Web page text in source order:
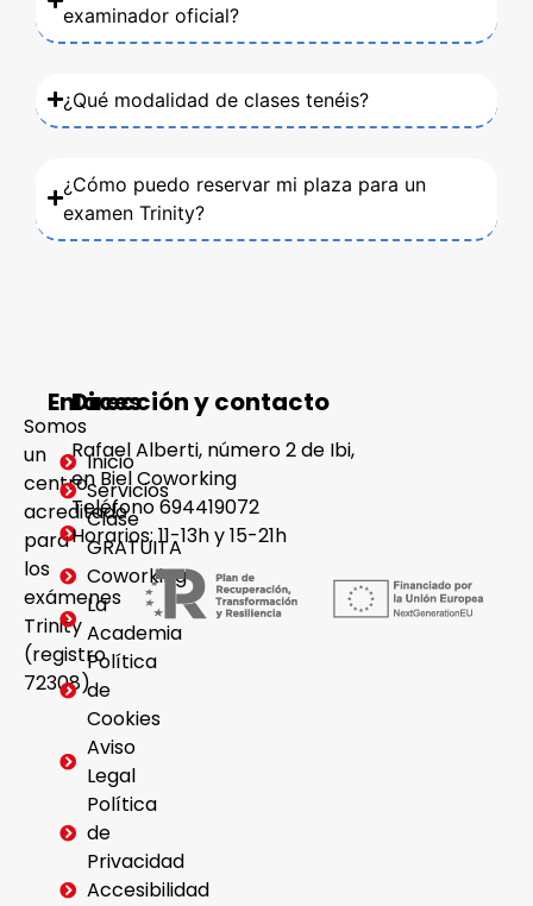
examinador oficial?
¿Qué modalidad de clases tenéis?
¿Cómo puedo reservar mi plaza para un
examen Trinity?
Somos
un
centro
acreditado
para
los
exámenes
Trinity
(registro
72308)
Enlaces
Inicio
Servicios
Clase
GRATUITA
Coworking
La
Academia
Política
de
Cookies
Aviso
Legal
Política
de
Privacidad
Accesibilidad
Dirección y contacto
Rafael Alberti, número 2 de Ibi,
en Biel Coworking
Teléfono 694419072
Horarios: 11-13h y 15-21h